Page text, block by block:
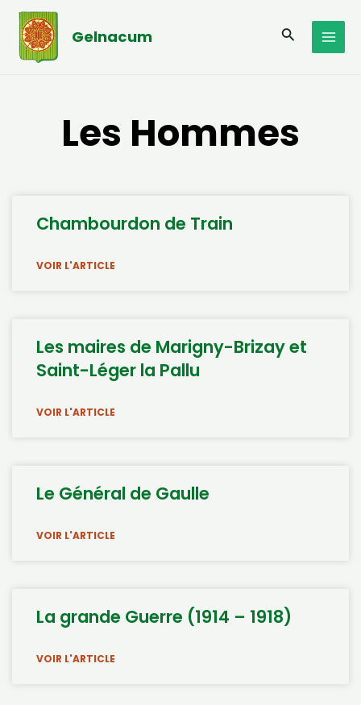
Aller
contenu
Gelnacum
Les Hommes
Chambourdon de Train
VOIR L'ARTICLE
Les maires de Marigny-Brizay et
Saint-Léger la Pallu
VOIR L'ARTICLE
Le Général de Gaulle
VOIR L'ARTICLE
La grande Guerre (1914 – 1918)
VOIR L'ARTICLE